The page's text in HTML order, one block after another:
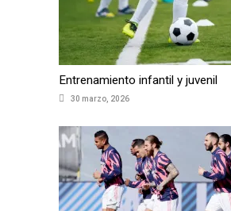
Entrenamiento infantil y juvenil
30 marzo, 2026